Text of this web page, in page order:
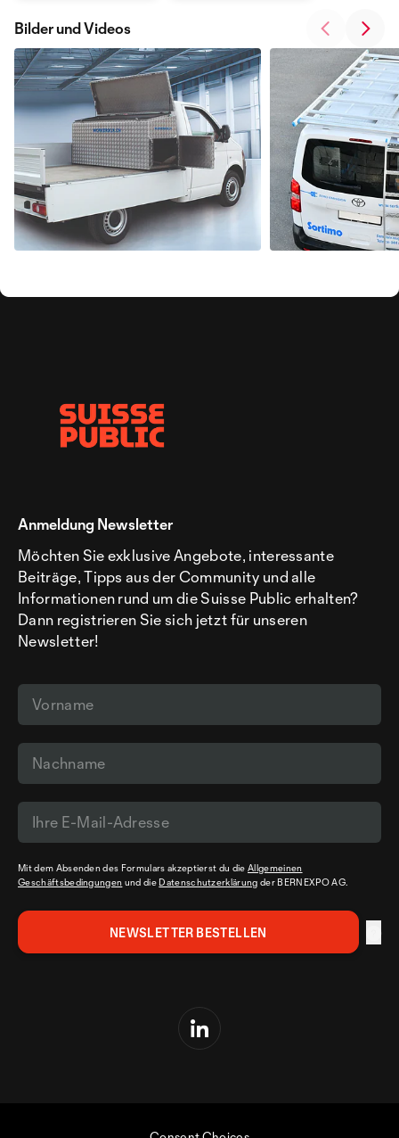
Bilder und Videos
Anmeldung Newsletter
Möchten Sie exklusive Angebote, interessante
Beiträge, Tipps aus der Community und alle
Informationen rund um die Suisse Public erhalten?
Dann registrieren Sie sich jetzt für unseren
Newsletter!
Mit dem Absenden des Formulars akzeptierst du dieAllgemeinen
Geschäftsbedingungen und die Datenschutzerklärung der BERNEXPO AG.